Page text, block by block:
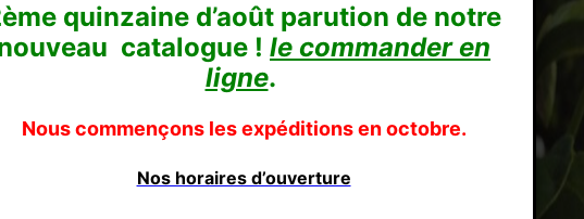
quinzaine d’août parution de notre
catalogue !le commander en
ligne.
Nous commençons les expéditions en octobre.
Nos horaires d’ouverture